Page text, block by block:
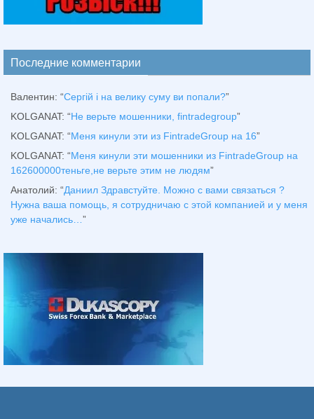
Последние комментарии
Валентин: “Сергій і на велику суму ви попали?”
KOLGANAT: “Не верьте мошенники, fintradegroup”
KOLGANAT: “Меня кинули эти из FintradeGroup на 16”
KOLGANAT: “Меня кинули эти мошенники из FintradeGroup на
162600000теньге,не верьте этим не людям”
Анатолий: “Даниил Здравстуйте. Можно с вами связаться ?
Нужна ваша помощь, я сотрудничаю с этой компанией и у меня
уже начались… ”